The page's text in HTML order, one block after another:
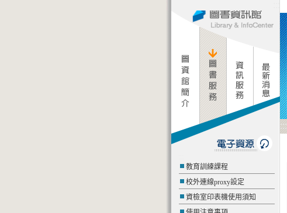
教育訓練課程
校外連線proxy設定
資檢室印表機使用須知
:::